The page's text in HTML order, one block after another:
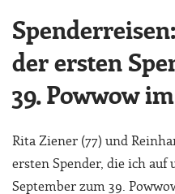
der ersten
39. Powwow
Rita Ziener (77) und
ersten Spender, die ich auf
September zum 39.